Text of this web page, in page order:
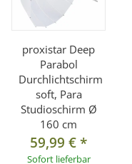
proxistar Deep
Parabol
Durchlichtschirm
soft, Para
Studioschirm Ø
160 cm
59,99 €*
Sofort lieferbar